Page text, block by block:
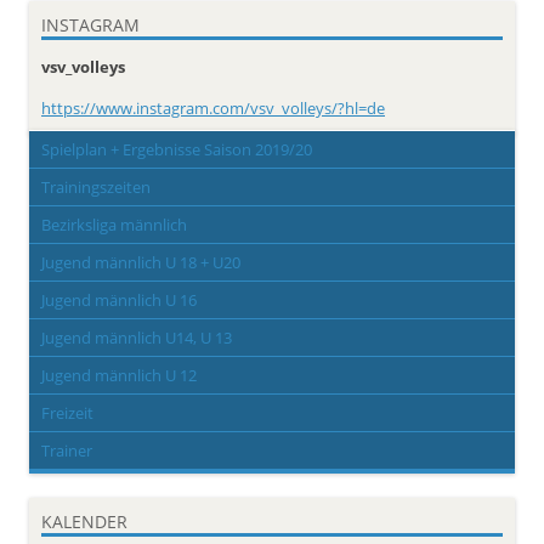
INSTAGRAM
vsv_volleys
https://www.instagram.com/vsv_volleys/?hl=de
Spielplan + Ergebnisse Saison 2019/20
Trainingszeiten
Bezirksliga männlich
Jugend männlich U 18 + U20
Jugend männlich U 16
Jugend männlich U14, U 13
Jugend männlich U 12
Freizeit
Trainer
KALENDER